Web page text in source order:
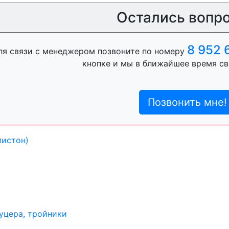
антигравий,
тройники
Остались
связи с менеджером позвоните по номеру 8 952
кнопке и мы в ближайшее время
Позвонить мне!